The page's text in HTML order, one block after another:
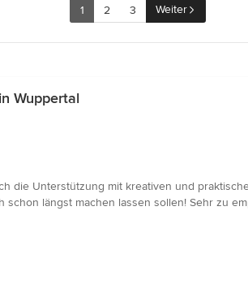
1 2 3 Weiter
Wuppertal
die Unterstützung mit kreativen und
längst machen lassen sollen! Sehr zu